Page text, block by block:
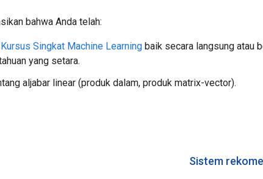
bahwa Anda telah:
Kursus Singkat Machine Learning baik secara langsung atau
yang setara.
aljabar linear (produk dalam, produk matrix-vector).
Sistem